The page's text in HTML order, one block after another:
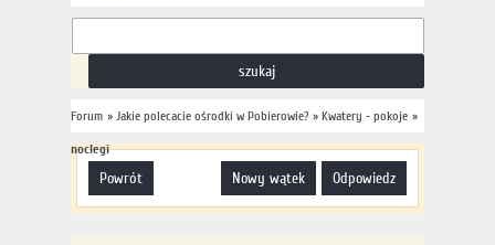
Forum » Jakie polecacie ośrodki w Pobierowie? » Kwatery - pokoje »
noclegi
powrót odpowiedz
nowy wątek